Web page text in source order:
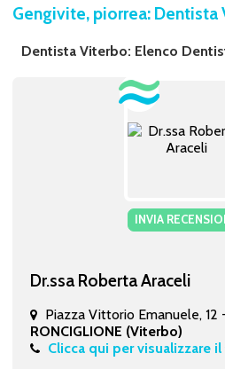
Gengivite, piorrea: Dentista
Dentista Viterbo: Elenco
INVIA
Dr.ssa Roberta Araceli
Piazza Vittorio Emanuele, 12
RONCIGLIONE (Viterbo)
Clicca qui per visualizzare